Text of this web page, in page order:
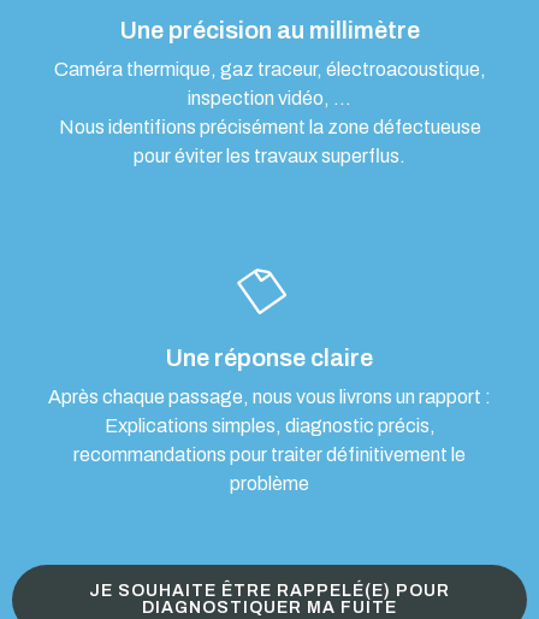
Une précision au millimètre
Caméra thermique, gaz traceur, électroacoustique,
inspection vidéo, …
Nous identifions précisément la zone défectueuse
pour éviter les travaux superflus.
Une réponse claire
Après chaque passage, nous vous livrons un rapport :
Explications simples, diagnostic précis,
recommandations pour traiter définitivement le
problème
JE SOUHAITE ÊTRE RAPPELÉ(E) POUR
DIAGNOSTIQUER MA FUITE